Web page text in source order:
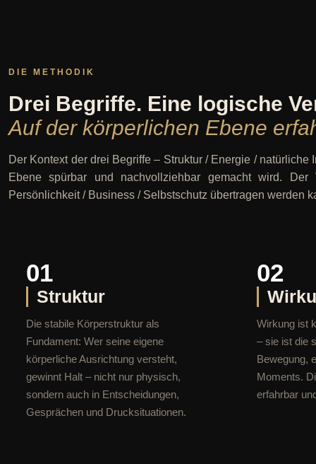
DIE METHODIK
Drei Begriffe. Eine logische
Auf der körperlichen Ebene
Der Kontext der drei Begriffe – Struktur / Energie /
Ebene spürbar und nachvollziehbar gemacht wird.
Persönlichkeit / Business / Selbstschutz übertragen werden
01
Struktur
Die stabile Körperstruktur als
Fundament: Wer seine eigene
körperliche Ausrichtung versteht,
gewinnt Halt – nicht nur physisch,
sondern auch in Entscheidungen,
Gesprächen und Drucksituationen.
02
Wirkung ist
– sie ist die
Bewegung,
Moments.
erfahrbar